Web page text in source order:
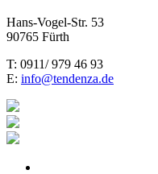
Hans-Vogel-Str. 53
90765 Fürth
T: 0911/ 979 46 93
E: info@tendenza.de